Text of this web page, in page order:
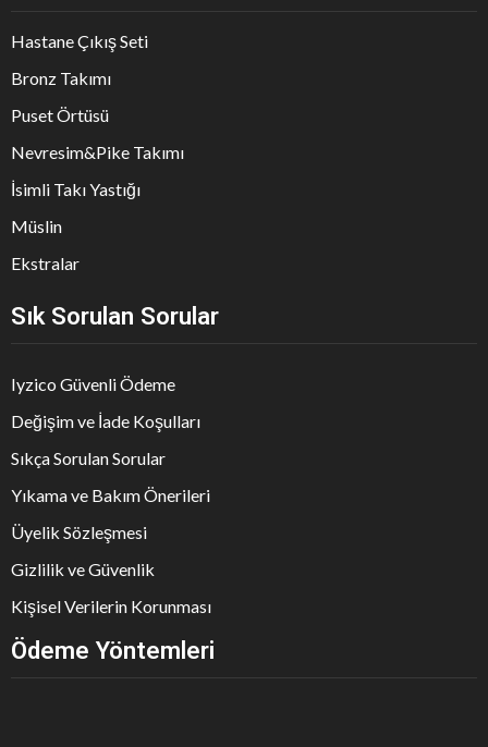
Hastane Çıkış Seti
Bronz Takımı
Puset Örtüsü
Nevresim&Pike Takımı
İsimli Takı Yastığı
Müslin
Ekstralar
Sık Sorulan Sorular
Iyzico Güvenli Ödeme
Değişim ve İade Koşulları
Sıkça Sorulan Sorular
Yıkama ve Bakım Önerileri
Üyelik Sözleşmesi
Gizlilik ve Güvenlik
Kişisel Verilerin Korunması
Ödeme Yöntemleri